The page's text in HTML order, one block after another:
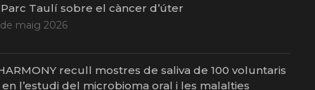
Taulí sobre el càncer d’úter
de maig 2026
recull mostres de saliva de 100 voluntaris
l’estudi del microbioma oral i les malalties